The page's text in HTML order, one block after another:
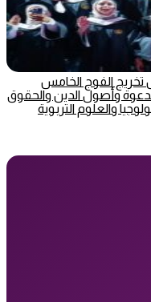
الفوج الخامس
وأصول الدين والحقوق
والعلوم التربوية